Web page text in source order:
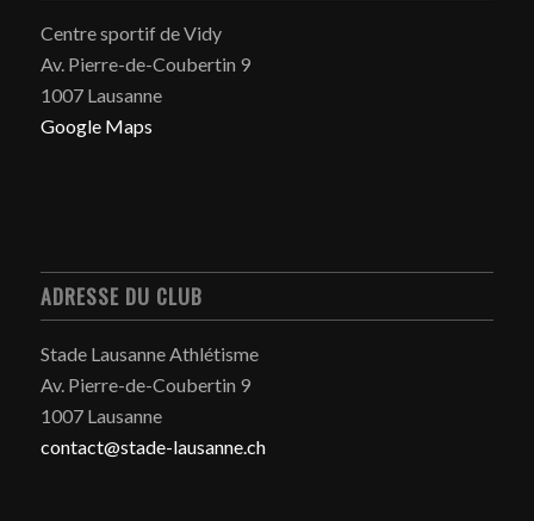
Centre sportif de Vidy
Av. Pierre-de-Coubertin 9
1007 Lausanne
Google Maps
ADRESSE DU CLUB
Stade Lausanne Athlétisme
Av. Pierre-de-Coubertin 9
1007 Lausanne
contact@stade-lausanne.ch